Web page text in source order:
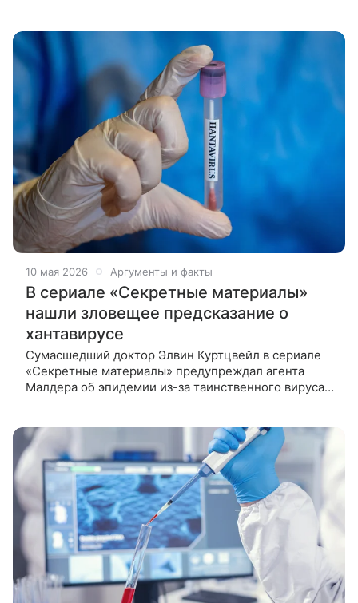
10 мая 2026 Аргументы и факты
В сериале «Секретные материалы»
нашли зловещее предсказание о
хантавирусе
Сумасшедший доктор Элвин Куртцвейл в сериале
«Секретные материалы» предупреждал агента
Малдера об эпидемии из-за таинственного вируса.